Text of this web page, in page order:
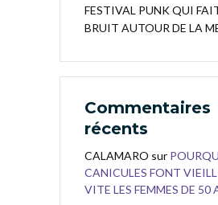
FESTIVAL PUNK QUI
BRUIT AUTOUR DE LA
Commentaires
récents
CALAMARO sur
CANICULES FONT
VITE LES FEMMES DE 50